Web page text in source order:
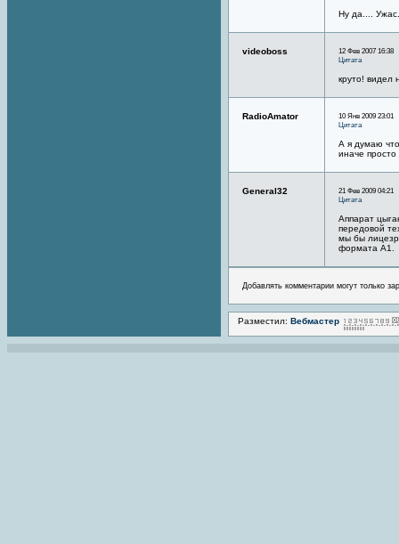
Ну да....
videoboss
12 Фев 2007 16:38
Цитата
круто! видел
RadioAmator
10 Янв 2009 23:01
Цитата
А я думаю
иначе
General32
21 Фев 2009 04:21
Цитата
Аппарат
передовой
мы бы
формата A1.
Добавлять комментарии могут только
Разместил: Вебмастер